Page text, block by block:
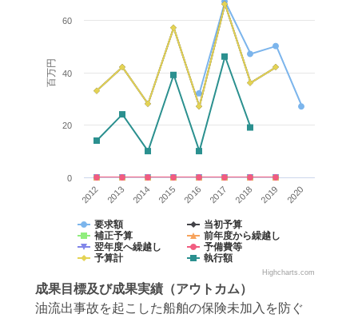
百万円
要求額
当初予算
補正予算
前年度から繰越し
翌年度へ繰越し
予備費等
予算計
執行額
2012 2013 2014 2015 2016 2017 2018 2019 2020
0
20
40
60
Highcharts.com
成果目標及び成果実績 （アウトカム）
油流出事故を起こした船舶の保険未加入を防ぐ